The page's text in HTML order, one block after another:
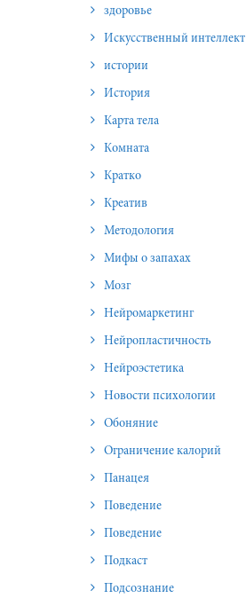
здоровье
Искусственный интеллект
истории
История
Карта тела
Комната
Кратко
Креатив
Методология
Мифы о запахах
Мозг
Нейромаркетинг
Нейропластичность
Нейроэстетика
Новости психологии
Обоняние
Ограничение калорий
Панацея
Поведение
Поведение
Подкаст
Подсознание